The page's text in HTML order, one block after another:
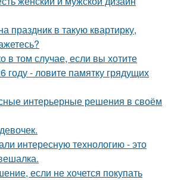
праздник в такую квартирку,
в том случае, если вы хотите
году - ловите памятку грядущих
интерьерные решения в своём
интересную технологию - это
если не хочется покупать